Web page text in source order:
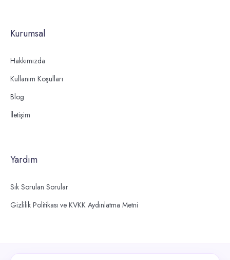
Kurumsal
Hakkımızda
Kullanım Koşulları
Blog
İletişim
Yardım
Sık Sorulan Sorular
Gizlilik Politikası ve KVKK Aydınlatma Metni